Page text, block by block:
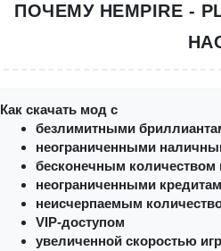
ПОЧЕМУ HEMPIRE -
Как скачать мод с
безлимитными
неограниченными
бесконечным количеством
неограниченными
неисчерпаемым
VIP-доступом
увеличенной скоростью